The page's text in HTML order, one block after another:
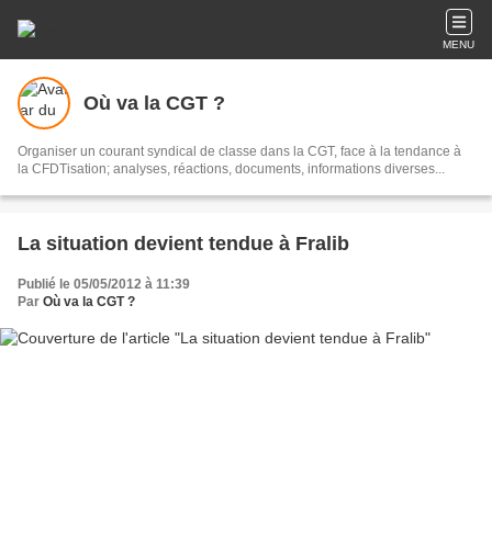
MENU
Où va la CGT ?
Organiser un courant syndical de classe dans la CGT, face à la tendance à
la CFDTisation; analyses, réactions, documents, informations diverses...
La situation devient tendue à Fralib
Publié le 05/05/2012 à 11:39
Par Où va la CGT ?